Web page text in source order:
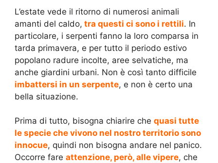
L’estate vede il ritorno di numerosi animali
amanti del caldo, tra questi ci sono i rettili. In
particolare, i serpenti fanno la loro comparsa in
tarda primavera, e per tutto il periodo estivo
popolano radure incolte, aree selvatiche, ma
anche giardini urbani. Non è così tanto difficile
imbattersi in un serpente, e non è certo una
bella situazione.
Prima di tutto, bisogna chiarire che quasi tutte
le specie che vivono nel nostro territorio sono
innocue, quindi non bisogna andare nel panico.
Occorre fare attenzione, però, alle vipere, che